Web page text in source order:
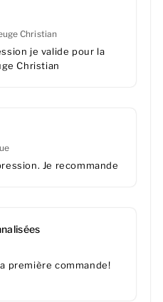
Christian
je valide pour la
Christian
Je recommande
première commande!